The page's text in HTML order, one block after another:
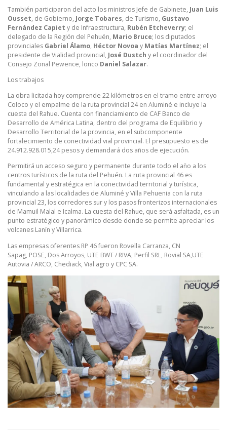
También participaron del acto los ministros Jefe de Gabinete, Juan Luis
Ousset, de Gobierno, Jorge Tobares, de Turismo, Gustavo
Fernández Capiet y de Infraestructura, Rubén Etcheverry; el
delegado de la Región del Pehuén, Mario Bruce; los diputados
provinciales Gabriel Álamo, Héctor Novoa y Matías Martínez; el
presidente de Vialidad provincial, José Dustch y el coordinador del
Consejo Zonal Pewence, lonco Daniel Salazar.
Los trabajos
La obra licitada hoy comprende 22 kilómetros en el tramo entre arroyo
Coloco y el empalme de la ruta provincial 24 en Aluminé e incluye la
cuesta del Rahue. Cuenta con financiamiento de CAF Banco de
Desarrollo de América Latina, dentro del programa de Equilibrio y
Desarrollo Territorial de la provincia, en el subcomponente
fortalecimiento de conectividad vial provincial. El presupuesto es de
24.912.928.015,24 pesos y demandará dos años de ejecución.
Permitirá un acceso seguro y permanente durante todo el año a los
centros turísticos de la ruta del Pehuén. La ruta provincial 46 es
fundamental y estratégica en la conectividad territorial y turística,
vinculando a las localidades de Aluminé y Villa Pehuenia con la ruta
provincial 23, los corredores sur y los pasos fronterizos internacionales
de Mamuil Malal e Icalma. La cuesta del Rahue, que será asfaltada, es un
punto estratégico y panorámico desde donde se permite apreciar los
volcanes Lanín y Villarrica.
Las empresas oferentes RP 46 fueron Rovella Carranza, CN
Sapag, POSE, Dos Arroyos, UTE BWT / RIVA, Perfil SRL, Rovial SA,UTE
Autovia / ARCO, Chediack, Vial agro y CPC SA.